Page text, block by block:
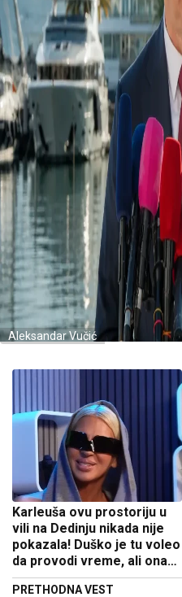
Aleksandar Vučić
Karleuša ovu prostoriju u
vili na Dedinju nikada nije
pokazala! Duško je tu voleo
da provodi vreme, ali ona
ne!
PRETHODNA VEST